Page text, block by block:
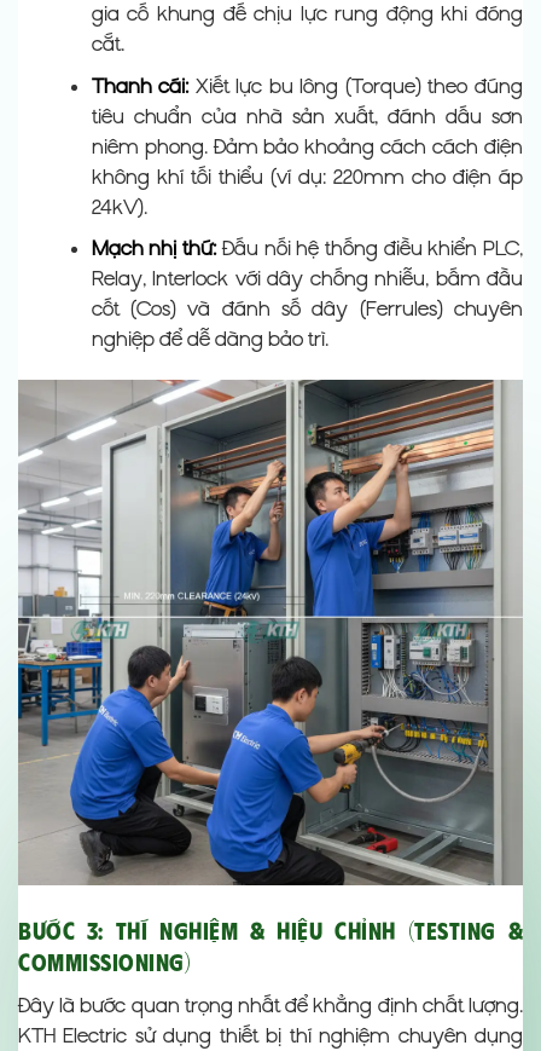
gia cố khung đế chịu lực rung động khi đóng
cắt.
Thanh cái:Xiết lực bu lông (Torque) theo đúng
tiêu chuẩn của nhà sản xuất, đánh dấu sơn
niêm phong. Đảm bảo khoảng cách cách điện
không khí tối thiểu (ví dụ: 220mm cho điện áp
24kV).
Mạch nhị thứ:Đấu nối hệ thống điều khiển PLC,
Relay, Interlock với dây chống nhiễu, bấm đầu
cốt (Cos) và đánh số dây (Ferrules) chuyên
nghiệp để dễ dàng bảo trì.
Bước 3: Thí nghiệm & Hiệu chỉnh (Testing &
Commissioning)
Đây là bước quan trọng nhất để khẳng định chất lượng.
KTH Electric sử dụng thiết bị thí nghiệm chuyên dụng